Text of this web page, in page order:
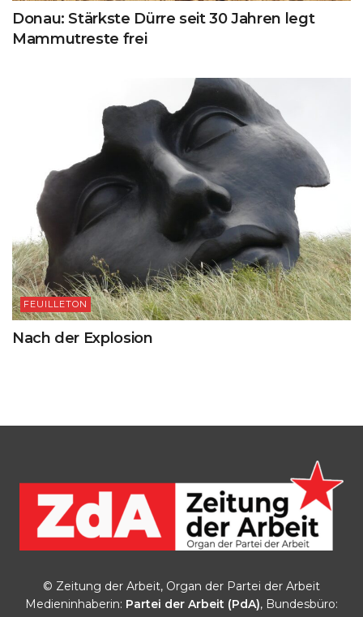
Donau: Stärkste Dürre seit 30 Jahren legt
Mammutreste frei
FEUILLETON
Nach der Explosion
© Zeitung der Arbeit, Organ der Partei der Arbeit
Medieninhaberin: Partei der Arbeit (PdA), Bundesbüro: